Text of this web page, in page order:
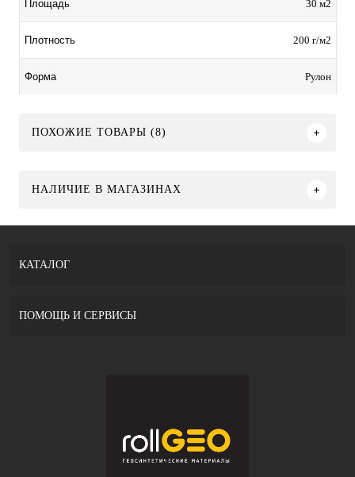
Площадь 30 м2
Плотность 200 г/м2
Форма Рулон
ПОХОЖИЕ ТОВАРЫ (8)
НАЛИЧИЕ В МАГАЗИНАХ
КАТАЛОГ
ПОМОЩЬ И СЕРВИСЫ